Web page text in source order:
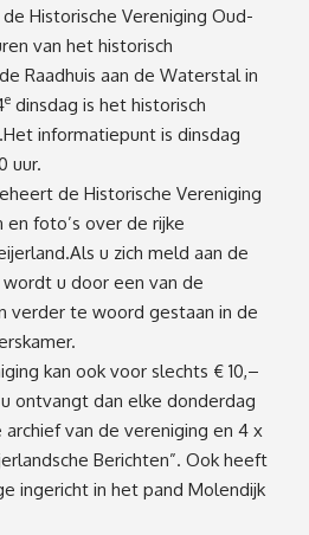
Historische Vereniging Oud-
van het historisch
Raadhuis aan de Waterstal in
e dinsdag is het historisch
informatiepunt is dinsdag
uur.
de Historische Vereniging
foto’s over de rijke
u zich meld aan de
u door een van de
verder te woord gestaan in de
kan ook voor slechts € 10,–
ontvangt dan elke donderdag
van de vereniging en 4 x
Berichten”. Ook heeft
ingericht in het pand Molendijk